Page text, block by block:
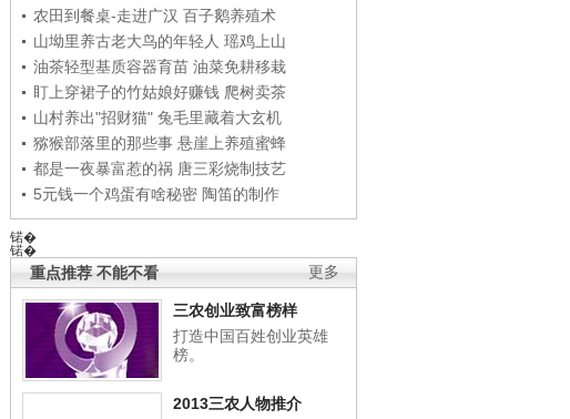
农田到餐桌-走进广汉 百子鹅养殖术
山坳里养古老大鸟的年轻人 瑶鸡上山
油茶轻型基质容器育苗 油菜免耕移栽
盯上穿裙子的竹姑娘好赚钱 爬树卖茶
山村养出"招财猫" 兔毛里藏着大玄机
猕猴部落里的那些事 悬崖上养殖蜜蜂
都是一夜暴富惹的祸 唐三彩烧制技艺
5元钱一个鸡蛋有啥秘密 陶笛的制作
锘�
锘�
更多
重点推荐 不能不看
三农创业致富榜样
打造中国百姓创业英雄
榜。
2013三农人物推介